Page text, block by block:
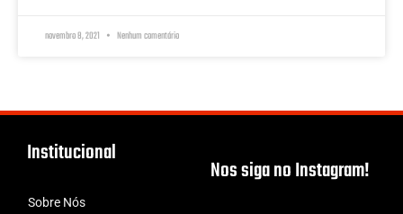
novembro 8, 2021 Nenhum comentário
Institucional
Sobre Nós
Nos siga no Instagram!